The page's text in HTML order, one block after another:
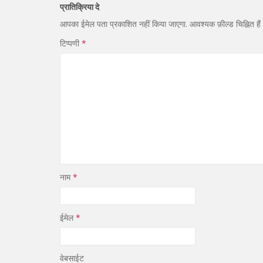
प्रातिक्रिया दे
आपका ईमेल पता प्रकाशित नहीं किया जाएगा. आवश्यक फ़ील्ड चिह्नित हैं
टिप्पणी *
नाम*
ईमेल*
वेबसाईट